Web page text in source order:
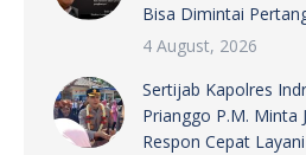
Bisa Dimintai
4 August, 2026
Sertijab Kapolres
Prianggo P.M. Minta
Respon Cepat